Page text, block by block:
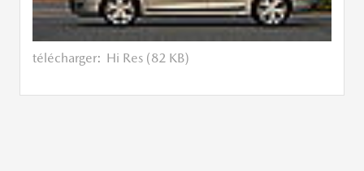
télécharger: Hi Res (82 KB)